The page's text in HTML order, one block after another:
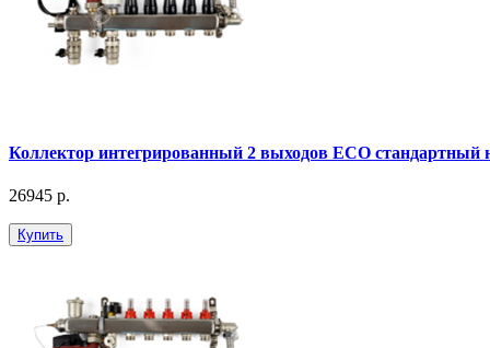
Коллектор интегрированный 2 выходов ЕСО стандартный
26945 р.
Купить